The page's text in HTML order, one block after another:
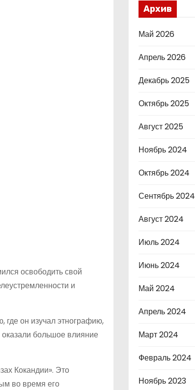
освободить свой
и
он изучал этнографию,
оказали большое влияние
Кокандии». Это
во время его
Архив
Май 2026
Апрель 2026
Декабрь 2025
Октябрь 2025
Август 2025
Ноябрь 2024
Октябрь 2024
Сентябрь 2024
Август 2024
Июль 2024
Июнь 2024
Май 2024
Апрель 2024
Март 2024
Февраль 2024
Ноябрь 2023